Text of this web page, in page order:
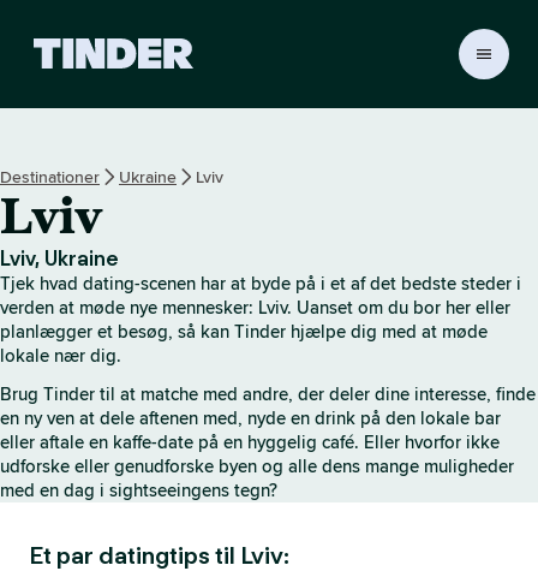
r
a
r
t
d
e
Destinationer Ukraine Lviv
Lviv
Lviv, Ukraine
Tjek hvad dating-scenen har at byde på i et af det bedste steder i
verden at møde nye mennesker: Lviv. Uanset om du bor her eller
planlægger et besøg, så kan Tinder hjælpe dig med at møde
lokale nær dig.
Brug Tinder til at matche med andre, der deler dine interesse, finde
en ny ven at dele aftenen med, nyde en drink på den lokale bar
eller aftale en kaffe-date på en hyggelig café. Eller hvorfor ikke
udforske eller genudforske byen og alle dens mange muligheder
med en dag i sightseeingens tegn?
Et par datingtips til Lviv: